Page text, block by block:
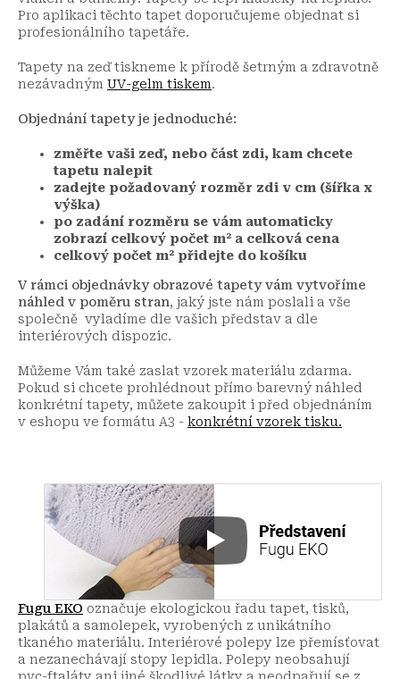
Pro aplikaci těchto tapet doporučujeme objednat si
profesionálního tapetáře.
Tapety na zeď tiskneme k přírodě šetrným a zdravotně
nezávadným UV-gelm tiskem.
Objednání tapety je jednoduché:
změřte vaši zeď, nebo část zdi, kam chcete
tapetu nalepit
zadejte požadovaný rozměr zdi v cm (šířka x
výška)
po zadání rozměru se vám automaticky
zobrazí celkový počet m² a celková cena
celkový počet m² přidejte do košíku
V rámci objednávky obrazové tapety vám vytvoříme
náhled v poměru stran, jaký jste nám poslali a vše
společně vyladíme dle vašich představ a dle
interiérových dispozic.
Můžeme Vám také zaslat vzorek materiálu zdarma.
Pokud si chcete prohlédnout přímo barevný náhled
konkrétní tapety, můžete zakoupit i před objednáním
v eshopu ve formátu A3 - konkrétní vzorek tisku.
Fugu EKO označuje ekologickou řadu tapet, tisků,
plakátů a samolepek, vyrobených z unikátního
tkaného materiálu. Interiérové polepy lze přemísťovat
a nezanechávají stopy lepidla. Polepy neobsahují
pvc-ftaláty ani jiné škodlivé látky a neodpařují se z